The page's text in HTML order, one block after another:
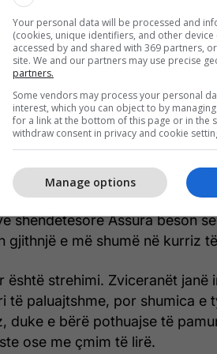
janë të pasur, e bën
Ky nuk është vetëm një
pasurit i detyrojnë të varfërit të
sigurimin shëndetësor, me
shëndetësor dhe për
detyrohen të
shëndetësore Assura beson
gjithnjë e më shumë në kurriz
është strehimi. Zviceranët janë
të paluajtshme, por shumica e
duke e bërë pothuajse të
ose me çmim të lirë.
Your personal data will be processed and
(cookies, unique identifiers, and other
accessed by and shared with 369 partners,
site. We and our partners may use precise
partners.
Some vendors may process your personal
interest, which you can object to by
for a link at the bottom of this page or in the
withdraw consent in privacy and cookie
Manage options